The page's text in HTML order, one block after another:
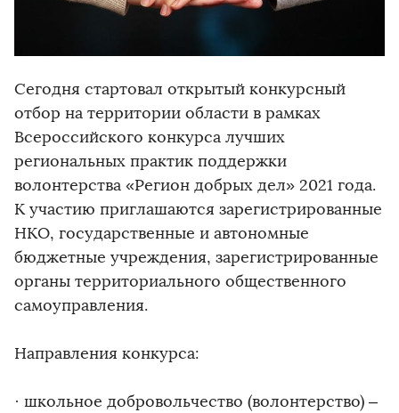
Сегодня стартовал открытый конкурсный
отбор на территории области в рамках
Всероссийского конкурса лучших
региональных практик поддержки
волонтерства «Регион добрых дел» 2021 года.
К участию приглашаются зарегистрированные
НКО, государственные и автономные
бюджетные учреждения, зарегистрированные
органы территориального общественного
самоуправления.
Направления конкурса:
· школьное добровольчество (волонтерство) –